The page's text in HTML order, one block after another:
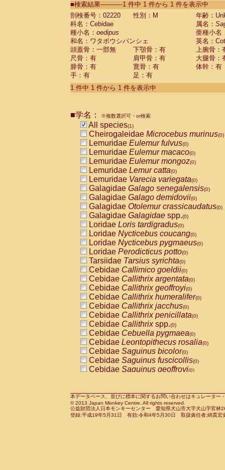
CebidaeSaguinus labiatus(0)
Cebidae Saguinus leucopus (0)
Cebidae
Cebidae
CebidaeSaguinus nigricollis (0)
Cebidae Saguinus oedipus
Cebidae Saguinus weddelli
Cebidae Saguinusspp.
Cebidae Aotus trivirgatus
Cebidae Cebus albifrons
CebidaeCebus nigrivittatus
CebidaeCebus
CebidaeSaimiri boliviensis(0)
CebidaeSaimiri sciureus(0)
AtelidaeAlouatta caraya(0)
AtelidaeAlouatta fusca(0)
AtelidaeAlouatta seniculus
AtelidaeAlouattaspp.(0)
AtelidaeAteles belzebuth(0)
AtelidaeAteles geoffroyi(0)
AtelidaeAteles paniscus(0)
AtelidaeAtelesspp.(0)
Atelidae Lagothrix lagothricha
AtelidaeLagothrix lagothricha cana
PitheciidaeCacajao calvus
PitheciidaeCallicebus cupreus
PitheciidaeCallicebus donacophilus
PitheciidaeCallicebus moloch
PitheciidaeCallicebus torquatus
PitheciidaeCallicebusspp.(0)
PitheciidaeChiropotes satanas(0)
PitheciidaePithecia monachus
PitheciidaePithecia pithecia(0)
CercopithecidaeCercocebus agilis
CercopithecidaeCercocebus
CercopithecidaeCercocebus
CercopithecidaeCercocebus
CercopithecidaeCercocebus
CercopithecidaeCercocebushybrid
CercopithecidaePapio anubis(0)
CercopithecidaePapio cynocephalus
CercopithecidaePapio hamadryas(0)
■検索結果-----------1 件中 1 件から 1 件を表示中
剖検番号：02220
性別：M
年齢：
科名：Cebidae
属名：
種小名： oedipus
亜種小名
和名：ワタボウシパンシェ
英名：
頭蓋骨：一部無
下顎骨：有
上腕骨：
尺骨：有
肩甲骨：有
大腿骨：
腓骨：有
寛骨：有
体幹：有
手：有
足：有
1 件中 1 件から 1 件を表示中
■学名： ※複数選択可・or検索
All species(1)
Cheirogaleidae Microcebus murinus(0)
Lemuridae Eulemur fulvus(0)
Lemuridae Eulemur macaco(0)
Lemuridae Eulemur mongoz(0)
Lemuridae Lemur catta(0)
Lemuridae Varecia variegata(0)
Galagidae Galago senegalensis(0)
Galagidae Galago demidovii(0)
Galagidae Otolemur crassicaudatus(0)
Galagidae Galagidae spp.(0)
Loridae Loris tardigradus(0)
Loridae Nycticebus coucang(0)
Loridae Nycticebus pygmaeus(0)
Loridae Perodicticus potto(0)
Tarsiidae Tarsius syrichta(0)
Cebidae Callimico goeldii(0)
Cebidae Callithrix argentata(0)
Cebidae Callithrix geoffroyi(0)
Cebidae Callithrix humeralifer(0)
Cebidae Callithrix jacchus(0)
Cebidae Callithrix penicillata(0)
Cebidae Callithrixspp.(0)
Cebidae Cebuella pygmaea(0)
Cebidae Leontopithecus rosalia(0)
Cebidae Saguinus bicolor(0)
Cebidae Saguinus fuscicollis(0)
Cebidae Saguinus geoffroyi(0)
CebidaeSaguinus leucopus(0)
CebidaeSaguinus midas(0)
Cebidae Saguinus mystax(0)
本データベース、並びに標本に関するお問い合わせはキュレータ
© 2013 Japan Monkey Centre. All rights reserved.
公益財団法人日本モンキーセンター 愛知県犬山市大字犬山字官
登録:平成19年5月31日 有効:令和4年5月30日 取扱責任者:綿貫宏